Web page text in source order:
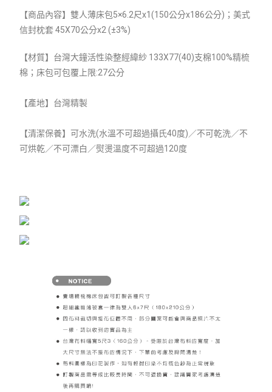
【商品內容】雙人薄床包5×6.2尺x1(150公分x186公分)；美式
信封枕套 45X70公分x2 (±3%)
【材質】 台灣大鐘活性染整經緯紗 133X77(40)支棉100%精梳
棉；床包可包覆上限:27公分
【產地】台灣精製
【清潔保養】可水洗(水溫不可超過攝氏40度)／不可乾洗／不
可烘乾／不可漂白／熨燙溫度不可超過120度